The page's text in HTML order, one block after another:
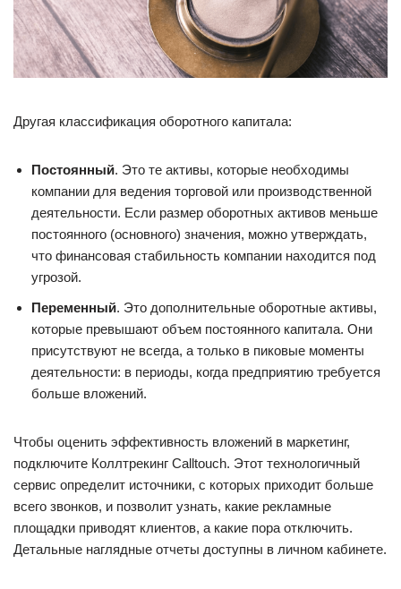
Другая классификация оборотного капитала:
Постоянный. Это те активы, которые необходимы
компании для ведения торговой или производственной
деятельности. Если размер оборотных активов меньше
постоянного (основного) значения, можно утверждать,
что финансовая стабильность компании находится под
угрозой.
Переменный. Это дополнительные оборотные активы,
которые превышают объем постоянного капитала. Они
присутствуют не всегда, а только в пиковые моменты
деятельности: в периоды, когда предприятию требуется
больше вложений.
Чтобы оценить эффективность вложений в маркетинг,
подключите Коллтрекинг Calltouch. Этот технологичный
сервис определит источники, с которых приходит больше
всего звонков, и позволит узнать, какие рекламные
площадки приводят клиентов, а какие пора отключить.
Детальные наглядные отчеты доступны в личном кабинете.